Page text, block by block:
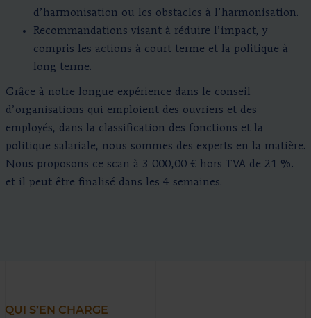
d’harmonisation ou les obstacles à l’harmonisation.
Recommandations visant à réduire l’impact, y
compris les actions à court terme et la politique à
long terme.
Grâce à notre longue expérience dans le conseil
d’organisations qui emploient des ouvriers et des
employés, dans la classification des fonctions et la
politique salariale, nous sommes des experts en la matière.
Nous proposons ce scan à 3 000,00 € hors TVA de 21 %.
et il peut être finalisé dans les 4 semaines.
QUI S’EN CHARGE